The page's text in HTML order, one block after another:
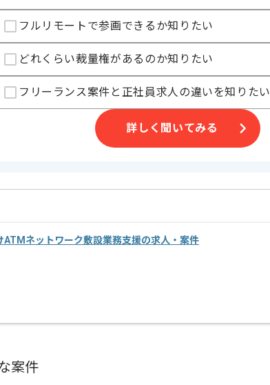
リモートでの作業を想定しております。
フルリモートで参画できるか知りたい
どれくらい裁量権があるのか知りたい
フリーランス案件と正社員求人の違いを知りたい
詳しく聞いてみる
ATMネットワーク敷設業務支援の求人・案件
案件